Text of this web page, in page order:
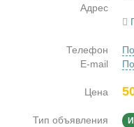
Адрес
Телефон
E-mail
Цена
Тип объявления